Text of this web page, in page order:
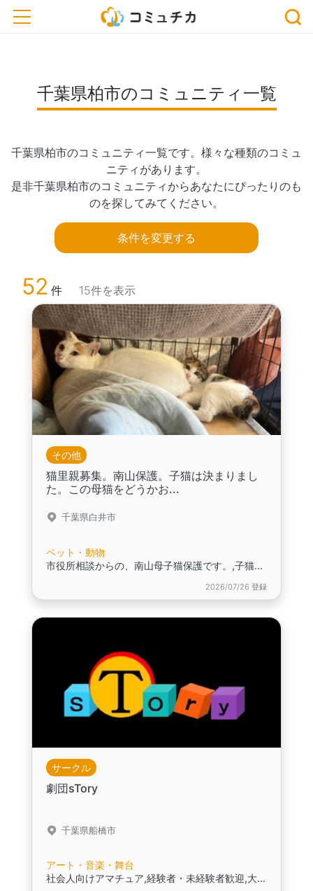
toggle navigation
トップ > コミュニティ一覧 > 千葉県柏市のコミュニティ一覧
千葉県柏市のコミュニティ一覧
千葉県柏市のコミュニティ一覧です。様々な種類のコミュ
ニティがあります。
是非千葉県柏市のコミュニティからあなたにぴったりのも
のを探してみてください。
条件を変更する
52 件 15件を表示
その他
猫里親募集。南山保護。子猫は決まりまし
た。この母猫をどうかお...
千葉県白井市
ペット・動物
市役所相談からの、南山母子猫保護です。,子猫は、相談者の知人が飼ってくださることになりました,このおとなしい、優しい母猫を家族に迎えてください
2026/07/26 登録
サークル
劇団sTory
千葉県船橋市
アート・音楽・舞台
社会人向けアマチュア,経験者・未経験者歓迎,大人になっても、芝居を演劇をやりたい、やってみたい方！